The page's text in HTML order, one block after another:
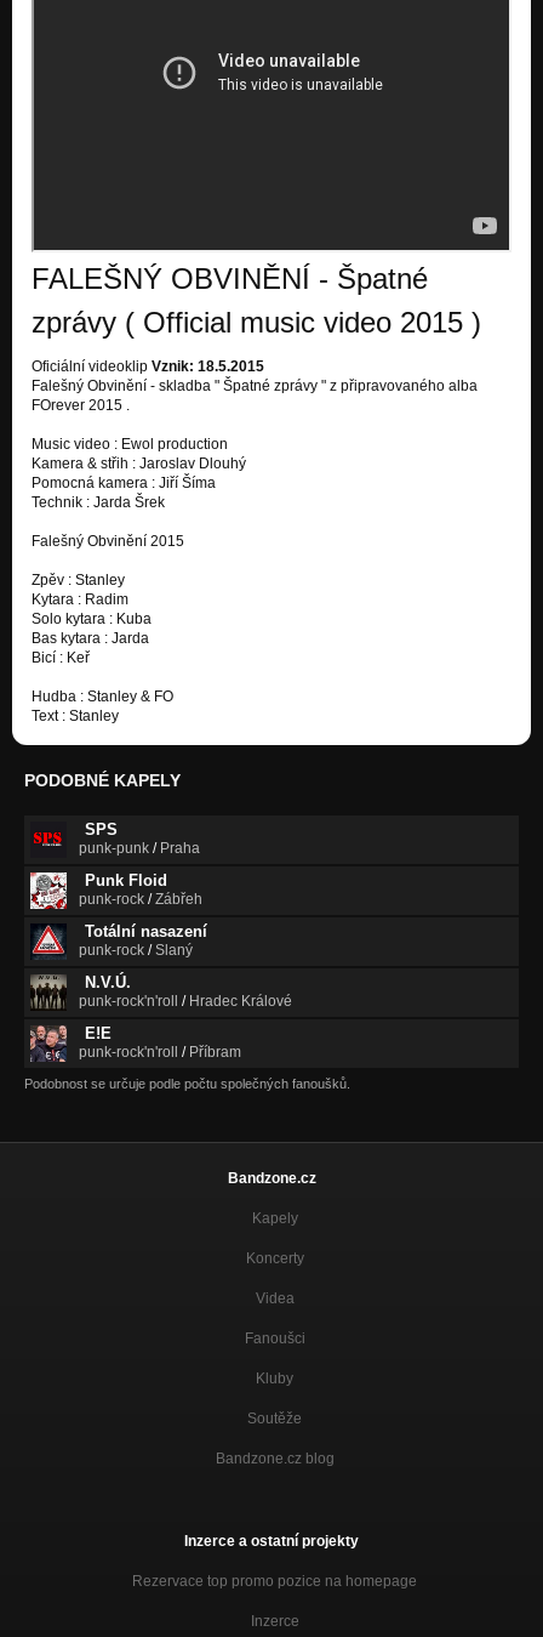
FALEŠNÝ OBVINĚNÍ - Špatné
zprávy ( Official music video 2015 )
Oficiální videoklip Vznik: 18.5.2015
Falešný Obvinění - skladba " Špatné zprávy " z připravovaného alba
FOrever 2015 .
Music video : Ewol production
Kamera & střih : Jaroslav Dlouhý
Pomocná kamera : Jiří Šíma
Technik : Jarda Šrek
Falešný Obvinění 2015
Zpěv : Stanley
Kytara : Radim
Solo kytara : Kuba
Bas kytara : Jarda
Bicí : Keř
Hudba : Stanley & FO
Text : Stanley
PODOBNÉ KAPELY
SPS
punk-punk / Praha
Punk Floid
punk-rock /Zábřeh
Totální nasazení
punk-rock /Slaný
N.V.Ú.
punk-rock'n'roll / Hradec Králové
E!E
punk-rock'n'roll / Příbram
Podobnost se určuje podle počtu společných fanoušků.
Bandzone.cz
Kapely
Koncerty
Videa
Fanoušci
Kluby
Soutěže
Bandzone.cz blog
Inzerce a ostatní projekty
Rezervace top promo pozice na homepage
Inzerce